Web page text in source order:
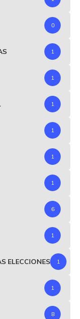
0
1
1
1
1
1
1
6
1
ELECCIONES 1
1
8